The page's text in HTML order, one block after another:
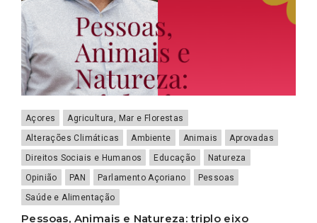
Açores
Agricultura, Mar e Florestas
Alterações Climáticas
Ambiente Animais
Aprovadas
Direitos Sociais e Humanos
Educação
Natureza
Opinião
PAN Parlamento Açoriano
Pessoas
Saúde e Alimentação
Pessoas, Animais e Natureza: triplo eixo